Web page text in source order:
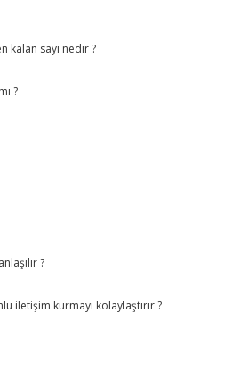
kalan sayı nedir ?
?
?
iletişim kurmayı kolaylaştırır ?